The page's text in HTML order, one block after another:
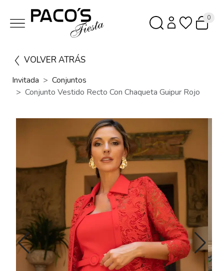
0
VOLVER ATRÁS
Invitada
Conjuntos
Conjunto Vestido Recto Con Chaqueta Guipur Rojo